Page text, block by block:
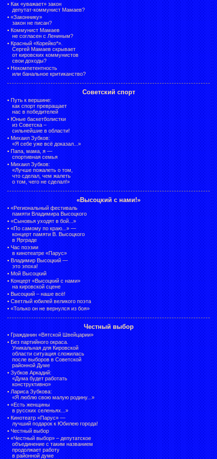
• Как «уважает» закон
депутат-коммунист Мамаев?
• «Законнику»
закон не писан?
• Коммунист Мамаев
не согласен с Лениным?
• Красный «Корейко*».
Сергей Мамаев скрывает
от кировских коммунистов
свои доходы?
• Некомпетентность
или банальное критиканство?
Советский спорт
• Путь к вершине:
как спорт превращает
нас в победителей
• Юные баскетболистки
из Советска –
сильнейшие в области!
• Михаил Зубков:
«Я себе уже всё доказал...»
• Папа, мама, я —
спортивная семья
• Михаил Зубков:
«Лучше пожалеть о том,
что сделал, чем жалеть
о том, чего не сделал!»
«Высоцкий с нами!»
• «Региональный фестиваль
памяти Владимира Высоцкого
• «Сыновья уходят в бой...»
• «По самому по краю...» —
концерт памяти В. Высоцкого
в Ярграде
• Час поэзии
в кинотеатре «Парус»
• Владимир Высоцкий —
это эпоха!
• Мой Высоцкий
• Концерт «Высоцкий с нами»
на кировской сцене
• Высоцкий – наше всё!
• Светлый юбилей великого поэта
• «Только он не вернулся из боя»
Честный выбор
• Гражданин «Вятской Швейцарии»
• Без партийного окраса.
Уникальная для Кировской
области ситуация сложилась
после выборов в Советской
районной Думе
• Зубков Аркадий:
«Дума будет работать
конструктивно»
• Лариса Зубкова:
«Я люблю свою малую родину...»
• «Есть женщины
в русских селеньях...»
• Кинотеатр «Парус» —
лучший подарок к Юбилею города!
• Честный выбор
• «Честный выбор» – депутатское
объединение с таким названием
продолжает работу
в районной думе